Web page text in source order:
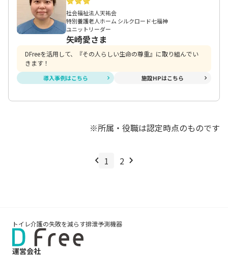
社会福祉法人天祐会
特別養護老人ホーム シルクロード七福神
ユニットリーダー
矢崎愛さま
DFreeを活用して、『その人らしい生命の尊重』に取り組んでい
きます！
導入事例はこちら 施設HPはこちら
※所属・役職は認定時点のものです
1 2
トイレ介護の失敗を減らす排泄予測機器
運営会社